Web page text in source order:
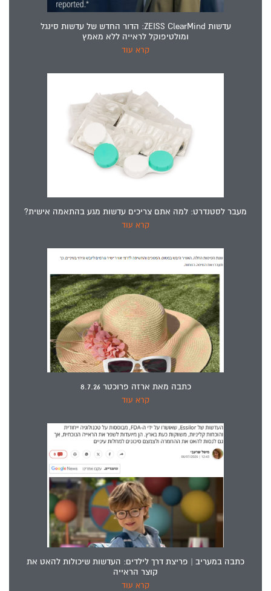
עדשות ZEISS ClearMind: הדור החדש של עדשות סינגל
ומולטיפוקל לראייה ללא מאמץ
קרא עוד
מעבר לסטנדרט: למה אתם צריכים עדשות מגע בהתאמה אישית?
קרא עוד
כתבה מאת ארזה פרוכטר 8.7.26
קרא עוד
כתבה במעריב | פריצת דרך לילדים: העדשות שיכולות להאט את
קוצר הראייה
קרא עוד